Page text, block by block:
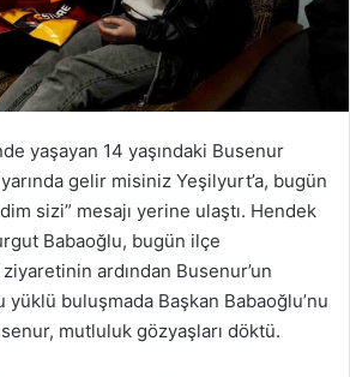
yaşayan 14 yaşındaki Busenur
yarında gelir misiniz Yeşilyurt’a, bugün
sizi” mesajı yerine ulaştı. Hendek
Babaoğlu, bugün ilçe
ardından Busenur’un
yüklü buluşmada Başkan Babaoğlu’nu
mutluluk gözyaşları döktü.